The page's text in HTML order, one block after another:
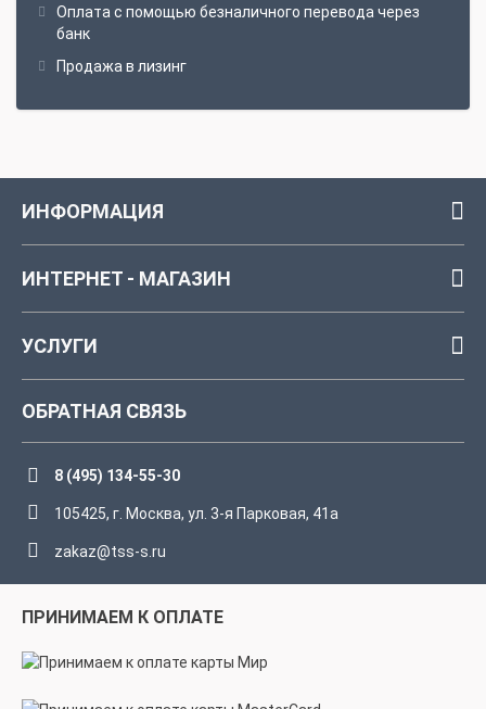
Оплата с помощью безналичного перевода через
банк
Продажа в лизинг
ИНФОРМАЦИЯ
ИНТЕРНЕТ - МАГАЗИН
УСЛУГИ
ОБРАТНАЯ СВЯЗЬ
8 (495) 134-55-30
105425, г. Москва, ул. 3-я Парковая, 41а
zakaz@tss-s.ru
ПРИНИМАЕМ К ОПЛАТЕ